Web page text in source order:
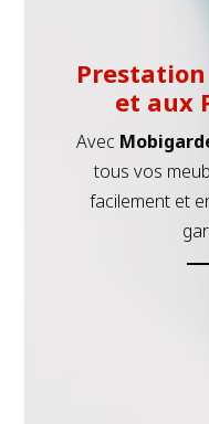
et aux
Avec
tous vos
facilement et